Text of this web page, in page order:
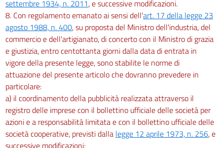
settembre 1934, n. 2011, e successive modificazioni.
8. Con regolamento emanato ai sensi dell'art. 17 della legge 23
agosto 1988, n. 400, su proposta del Ministro dell'industria, del
commercio e dell'artigianato, di concerto con il Ministro di grazia
e giustizia, entro centottanta giorni dalla data di entrata in
vigore della presente legge, sono stabilite le norme di
attuazione del presente articolo che dovranno prevedere in
particolare:
a) il coordinamento della pubblicità realizzata attraverso il
registro delle imprese con il bollettino ufficiale delle società per
azioni e a responsabilità limitata e con il bollettino ufficiale delle
società cooperative, previsti dalla legge 12 aprile 1973, n. 256, e
successive modificazioni;